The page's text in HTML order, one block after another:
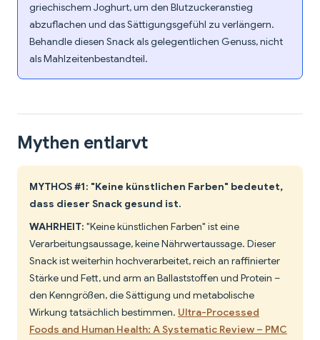
griechischem Joghurt, um den Blutzuckeranstieg
abzuflachen und das Sättigungsgefühl zu verlängern.
Behandle diesen Snack als gelegentlichen Genuss, nicht
als Mahlzeitenbestandteil.
Mythen entlarvt
MYTHOS #1: "Keine künstlichen Farben" bedeutet,
dass dieser Snack gesund ist.
WAHRHEIT: "Keine künstlichen Farben" ist eine
Verarbeitungsaussage, keine Nährwertaussage. Dieser
Snack ist weiterhin hochverarbeitet, reich an raffinierter
Stärke und Fett, und arm an Ballaststoffen und Protein –
den Kenngrößen, die Sättigung und metabolische
Wirkung tatsächlich bestimmen. Ultra-Processed
Foods and Human Health: A Systematic Review – PMC